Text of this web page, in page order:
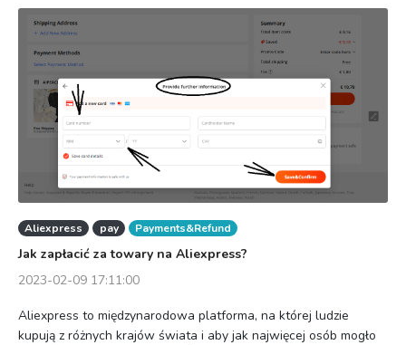
Aliexpress pay Payments&Refund
Jak zapłacić za towary na Aliexpress?
2023-02-09 17:11:00
Aliexpress to międzynarodowa platforma, na której ludzie
kupują z różnych krajów świata i aby jak najwięcej osób mogło